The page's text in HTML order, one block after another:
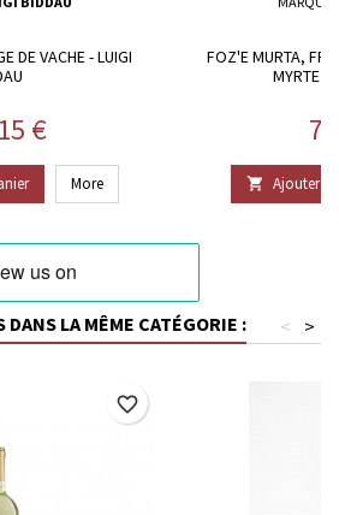
DE VACHE - LUIGI
€
More
FOZ'E MURTA,
MYRTE -
 Ajouter
LA MÊME CATÉGORIE : >
<
favorite_border